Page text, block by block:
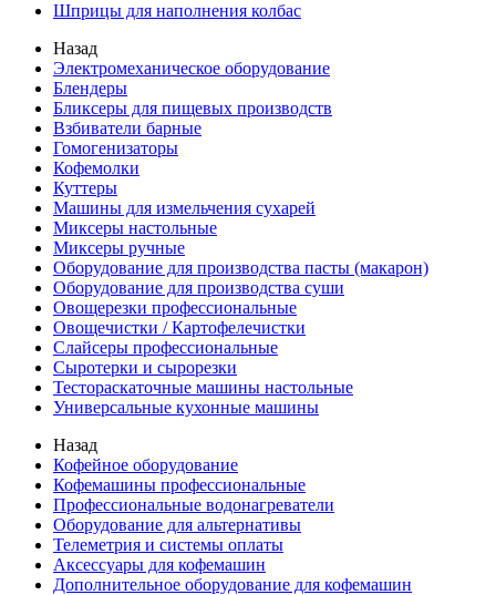
Шприцы для наполнения колбас
Назад
Электромеханическое оборудование
Блендеры
Бликсеры для пищевых производств
Взбиватели барные
Гомогенизаторы
Кофемолки
Куттеры
Машины для измельчения сухарей
Миксеры настольные
Миксеры ручные
Оборудование для производства пасты (макарон)
Оборудование для производства суши
Овощерезки профессиональные
Овощечистки / Картофелечистки
Слайсеры профессиональные
Сыротерки и сырорезки
Тестораскаточные машины настольные
Универсальные кухонные машины
Назад
Кофейное оборудование
Кофемашины профессиональные
Профессиональные водонагреватели
Оборудование для альтернативы
Телеметрия и системы оплаты
Аксессуары для кофемашин
Дополнительное оборудование для кофемашин